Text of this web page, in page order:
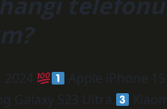
2024
Apple iPhone
Galaxy S23 Ultra.